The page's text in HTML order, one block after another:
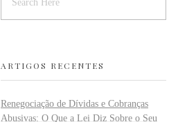
ARTIGOS RECENTES
Renegociação de Dívidas e Cobranças
Abusivas: O Que a Lei Diz Sobre o Seu